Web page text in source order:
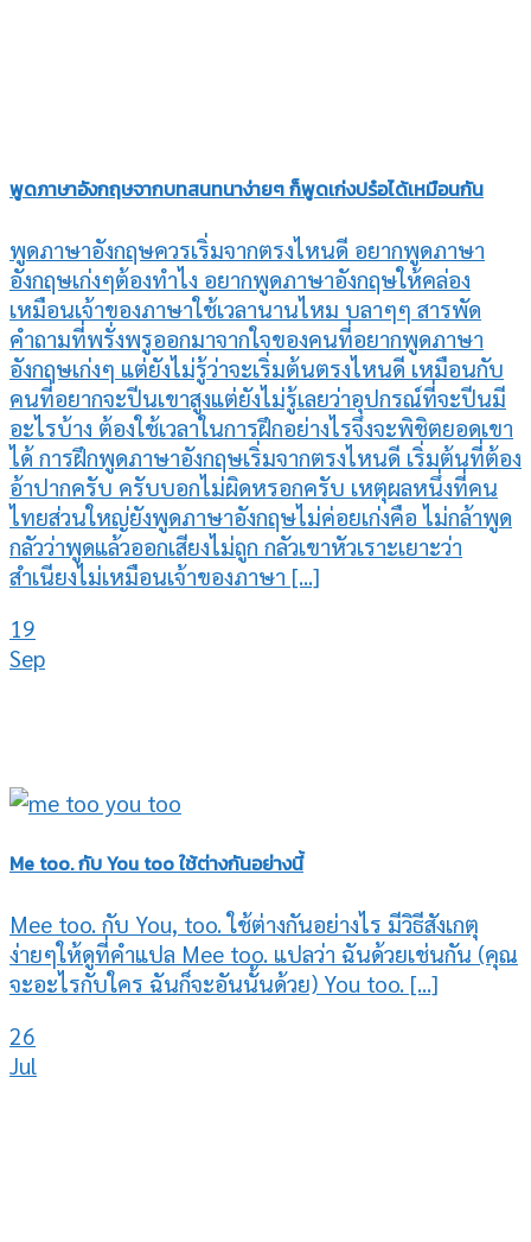
พูดภาษาอังกฤษจากบทสนทนาง่ายๆ ก็พูดเก่งปร๋อได้เหมือนกัน
พูดภาษาอังกฤษควรเริ่มจากตรงไหนดี อยากพูดภาษา
อังกฤษเก่งๆต้องทำไง อยากพูดภาษาอังกฤษให้คล่อง
เหมือนเจ้าของภาษาใช้เวลานานไหม บลาๆๆ สารพัด
คำถามที่พรั่งพรูออกมาจากใจของคนที่อยากพูดภาษา
อังกฤษเก่งๆ แต่ยังไม่รู้ว่าจะเริ่มต้นตรงไหนดี เหมือนกับ
คนที่อยากจะปีนเขาสูงแต่ยังไม่รู้เลยว่าอุปกรณ์ที่จะปีนมี
อะไรบ้าง ต้องใช้เวลาในการฝึกอย่างไรจึงจะพิชิตยอดเขา
ได้ การฝึกพูดภาษาอังกฤษเริ่มจากตรงไหนดี เริ่มต้นที่ต้อง
อ้าปากครับ ครับบอกไม่ผิดหรอกครับ เหตุผลหนึ่งที่คน
ไทยส่วนใหญ่ยังพูดภาษาอังกฤษไม่ค่อยเก่งคือ ไม่กล้าพูด
กลัวว่าพูดแล้วออกเสียงไม่ถูก กลัวเขาหัวเราะเยาะว่า
สำเนียงไม่เหมือนเจ้าของภาษา [...]
19
Sep
Me too. กับ You too ใช้ต่างกันอย่างนี้
Mee too. กับ You, too. ใช้ต่างกันอย่างไร มีวิธีสังเกตุ
ง่ายๆให้ดูที่คำแปล Mee too. แปลว่า ฉันด้วยเช่นกัน (คุณ
จะอะไรกับใคร ฉันก็จะอันนั้นด้วย) You too. [...]
26
Jul